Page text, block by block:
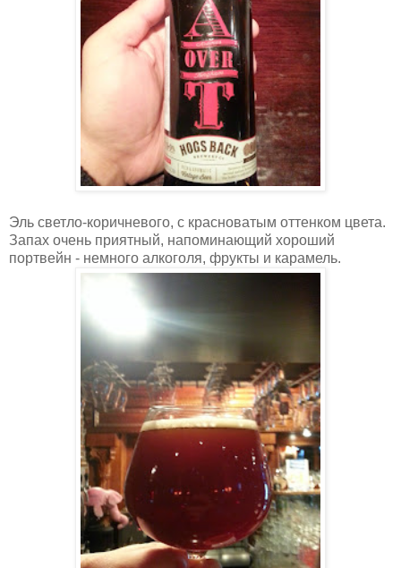
Эль светло-коричневого, с красноватым оттенком цвета.
Запах очень приятный, напоминающий хороший
портвейн - немного алкоголя, фрукты и карамель.